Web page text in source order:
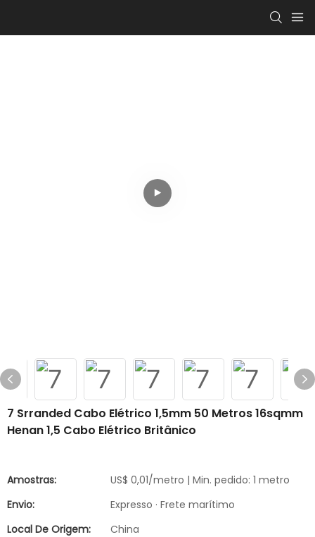
7 Srranded Cabo Elétrico 1,5mm 50 Metros 16sqmm
Henan 1,5 Cabo Elétrico Britânico
Amostras:
US$ 0,01/metro | Min. pedido: 1 metro
Envio:
Expresso · Frete marítimo
Local De Origem:
China